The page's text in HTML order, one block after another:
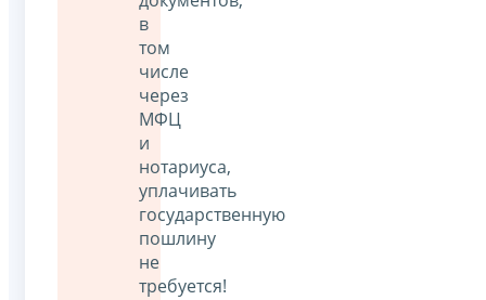
в
том
числе
через
МФЦ
и
нотариуса,
уплачивать
государственную
пошлину
не
требуется!